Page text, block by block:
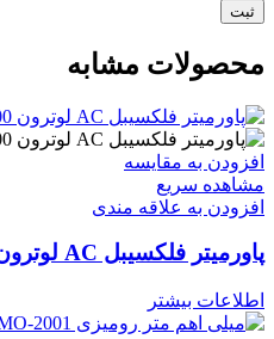
محصولات مشابه
افزودن به مقایسه
مشاهده سریع
افزودن به علاقه مندی
پاورمیتر فلکسیبل AC لوترون CWF-3300
اطلاعات بیشتر